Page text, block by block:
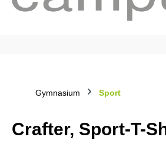
Gymnasium Sport
Crafter, Sport-T-